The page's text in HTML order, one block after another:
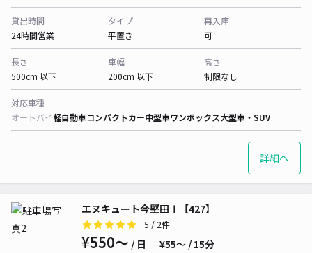
貸出時間
24時間営業
タイプ
平置き
再入庫
可
長さ
500cm 以下
車幅
200cm 以下
高さ
制限なし
対応車種
オートバイ軽自動車コンパクトカー中型車ワンボックス大型車・SUV
詳細へ
エヌキュート今堅田Ⅰ【427】
5 / 2件
¥550〜 / 日 ¥55〜 / 15分